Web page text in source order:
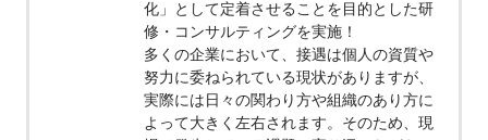
化」として定着させることを目的とした研
修・コンサルティングを実施！
多くの企業において、接遇は個人の資質や
努力に委ねられている現状がありますが、
実際には日々の関わり方や組織のあり方に
よって大きく左右されます。そのため、現